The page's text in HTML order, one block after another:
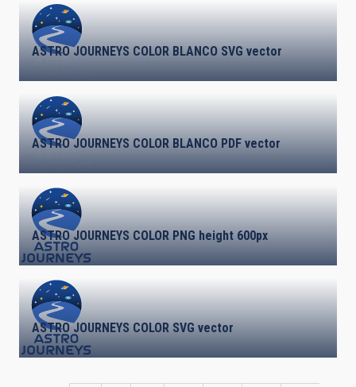
ASTRO JOURNEYS COLOR BLANCO SVG vector
ASTRO JOURNEYS COLOR BLANCO PDF vector
ASTRO JOURNEYS COLOR PNG height 600px
ASTRO JOURNEYS COLOR SVG vector